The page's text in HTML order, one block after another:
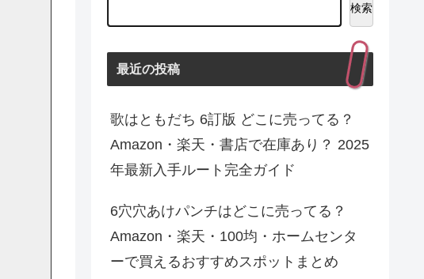
検索
最近の投稿
歌はともだち 6訂版 どこに売ってる？
Amazon・楽天・書店で在庫あり？ 2025
年最新入手ルート完全ガイド
6穴穴あけパンチはどこに売ってる？
Amazon・楽天・100均・ホームセンタ
ーで買えるおすすめスポットまとめ